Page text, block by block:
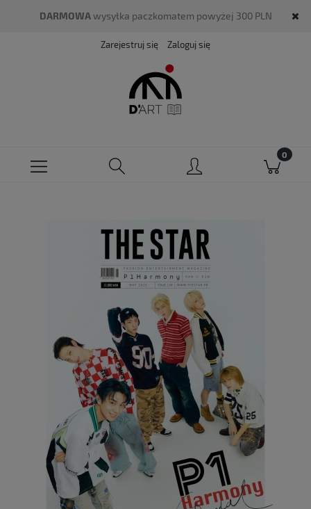
DARMOWAwysyłka paczkomatem powyżej 300 PLN
Zarejestruj się Zaloguj się